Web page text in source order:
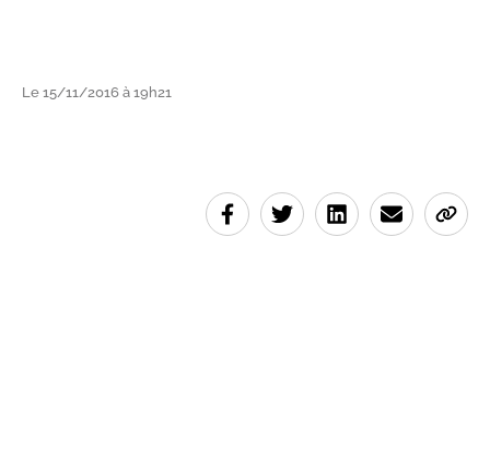
Le 15/11/2016 à 19h21